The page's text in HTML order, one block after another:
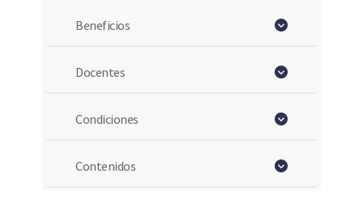
Beneficios
Docentes
Condiciones
Contenidos